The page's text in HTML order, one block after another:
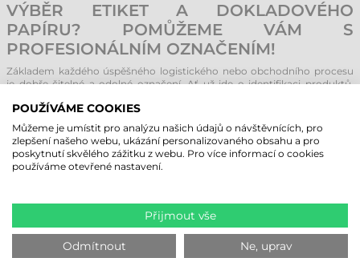
VÝBĚR ETIKET A DOKLADOVÉHO
PAPÍRU? POMŮŽEME VÁM S
PROFESIONÁLNÍM OZNAČENÍM!
Základem každého úspěšného logistického nebo obchodního procesu
je dobře čitelné a odolné označení. Ať už jde o identifikaci produktů,
materiálu není jen estetickou otázkou, ale zásadně ovlivňuje také
životnost tiskové hlavy. V naší nabídce si můžete vybrat z jedné z
největších skladových zásob ve střední Evropě, což zaručuje, že pro
každý úkol najdete řešení s ideálním materiálem a rozměrem, ať už v
kotoučovém nebo archovém provedení.
ARŠÍCH A4: KTERÉ SI VYBRAT?
Rozhodnutí závisí především na typu dostupné tiskárny a objemu tisku.
Samolepicí etikety na kotoučích jsou určeny pro kotoučové tiskárny
POUŽÍVÁME COOKIES
Můžeme je umístit pro analýzu našich údajů o návštěvnících, pro
zlepšení našeho webu, ukázání personalizovaného obsahu a pro
poskytnutí skvělého zážitku z webu. Pro více informací o cookies
používáme otevřené nastavení.
Přijmout vše
Odmítnout Ne, uprav